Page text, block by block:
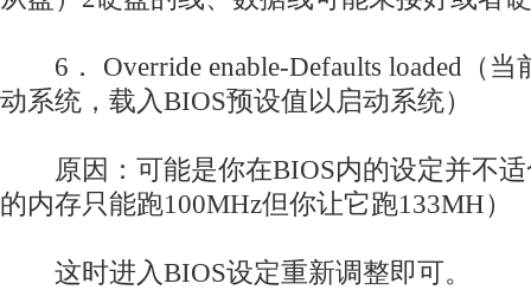
6． Override enable-Defaults loaded（当
动系统，载入BIOS预设值以启动系统）
原因：可能是你在BIOS内的设定并不适
的内存只能跑100MHz但你让它跑133MH）
这时进入BIOS设定重新调整即可。